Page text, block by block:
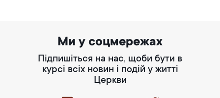
Ми у соцмережах
Підпишіться на нас, щоби бути в
курсі всіх новин і подій у житті
Церкви